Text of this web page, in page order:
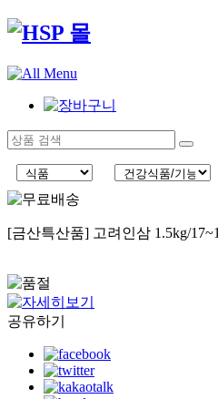
[금산특산품] 고려인삼 1.5kg/
공유하기